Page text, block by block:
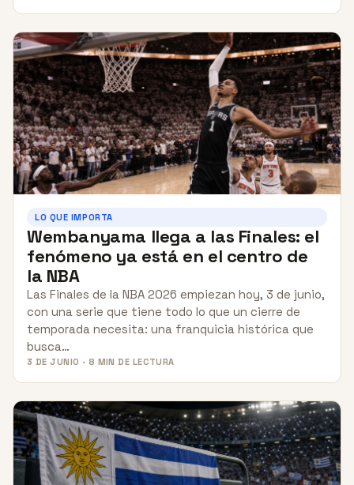
LO QUE IMPORTA
Wembanyama llega a las Finales: el
fenómeno ya está en el centro de
la NBA
Las Finales de la NBA 2026 empiezan hoy, 3 de junio,
con una serie que tiene todo lo que un cierre de
temporada necesita: una franquicia histórica que
busca…
3 DE JUNIO · 8 MIN DE LECTURA